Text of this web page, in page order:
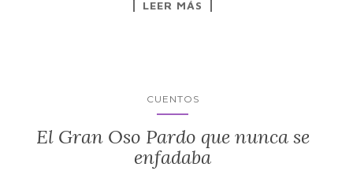
LEER MÁS
CUENTOS
El Gran Oso Pardo que nunca se
enfadaba